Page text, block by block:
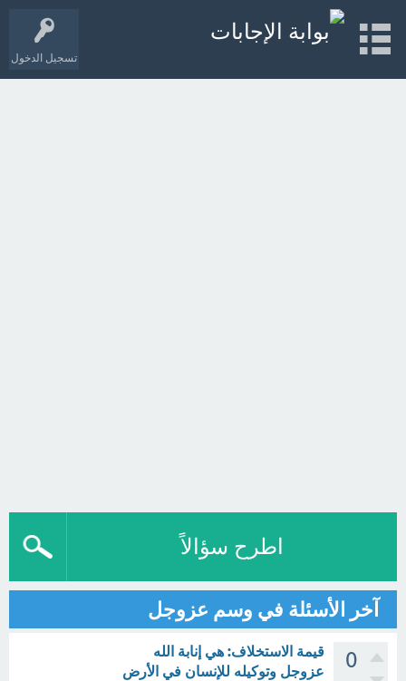
تسجيل الدخول
اطرح سؤالاً
آخر الأسئلة في وسم عزوجل
0
قيمة الاستخلاف: هي إنابة الله
عزوجل وتوكيله للإنسان في الأرض